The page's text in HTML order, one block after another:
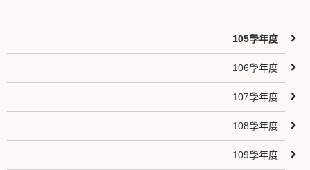
105學年度
106學年度
107學年度
108學年度
109學年度